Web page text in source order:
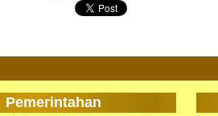
Pemerintahan